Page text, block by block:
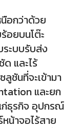
อกว่าด้วย
อยบนโต๊ะ
ระบบรับส่ง
และไร้
ชันที่จะเข้ามา
และยก
ธุรกิจ อุปกรณ์
าจอไร้สาย